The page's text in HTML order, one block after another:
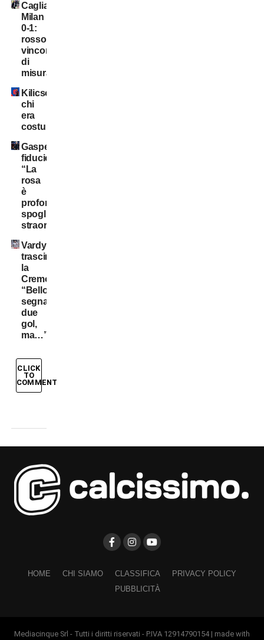
Cagliari-
Milan
0-1:
rossoneri
vincono
di
misura
Kilicsoy,
chi
era
costui?
Gasperini
fiducioso:
“La
rosa
è
profonda,
spogliatoio
straordinario”
Vardy
trascina
la
Cremonese:
“Bello
segnare
due
gol,
ma…”
CLICK
TO
COMMENT
HOME CHI SIAMO CLASSIFICA
PRIVACY POLICY
PUBBLICITÀ
Mediacinque Srl - Tutti i diritti riservati - P.IVA 12914790154 | made with